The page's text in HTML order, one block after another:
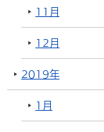
11月
12月
2019年
1月